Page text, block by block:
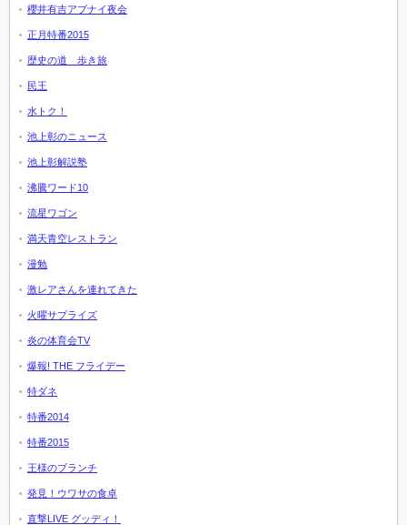
櫻井有吉アブナイ夜会
正月特番2015
歴史の道 歩き旅
民王
水トク！
池上彰のニュース
池上彰解説塾
沸騰ワード10
流星ワゴン
満天青空レストラン
漫勉
激レアさんを連れてきた
火曜サプライズ
炎の体育会TV
爆報! THE フライデー
特ダネ
特番2014
特番2015
王様のブランチ
発見！ウワサの食卓
直撃LIVE グッディ！